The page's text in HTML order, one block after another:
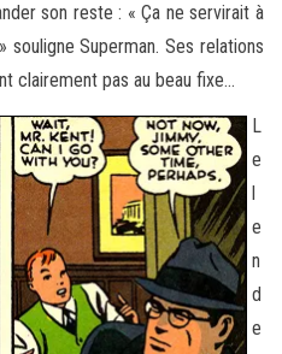
son reste : « Ça ne servirait à
souligne Superman. Ses relations
clairement pas au beau fixe…
L
e
e
n
d
e